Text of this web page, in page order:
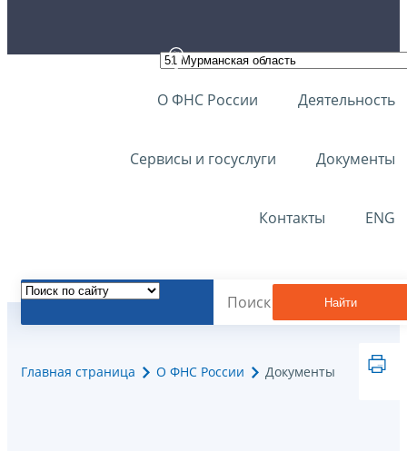
О ФНС России Деятельность
Сервисы и госуслуги Документы
Контакты ENG
Найти
Главная страница О ФНС России Документы